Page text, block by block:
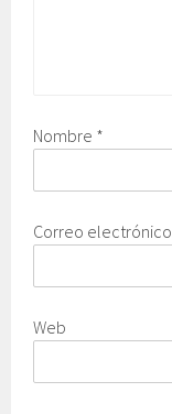
Nombre *
Correo electrónico
Web